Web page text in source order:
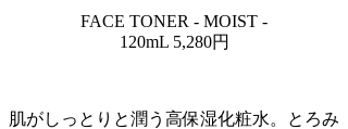
FACE TONER - MOIST -
120mL 5,280円
肌がしっとりと潤う高保湿化粧水。とろみ